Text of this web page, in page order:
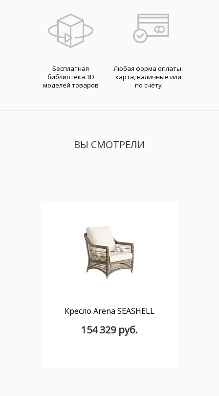
Бесплатная
библиотека 3D
моделей товаров
Любая форма оплаты:
карта, наличные или
по счету
ВЫ СМОТРЕЛИ
Кресло Arena SEASHELL
154 329 руб.